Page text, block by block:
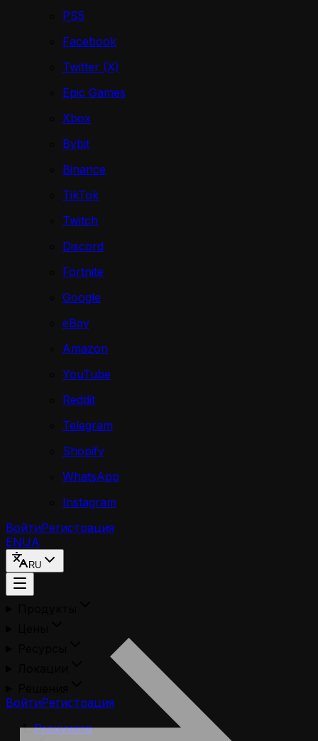
PS5
Facebook
Twitter (X)
Epic Games
Xbox
Bybit
Binance
TikTok
Twitch
Discord
Fortnite
Google
eBay
Amazon
YouTube
Reddit
Telegram
Shopify
WhatsApp
Instagram
ВойтиРегистрация
ENUA
RU
ВойтиРегистрация
Proxywing